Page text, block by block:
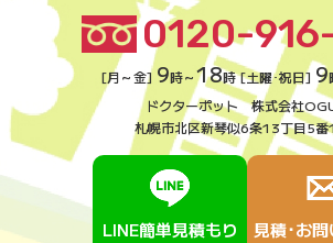
0120-
[月～金] 9時～18時 [土曜･祝日] 9
ドクターポット 株式会社
札幌市北区新琴似6条13丁目5
LINE簡単見積もり 見積･お